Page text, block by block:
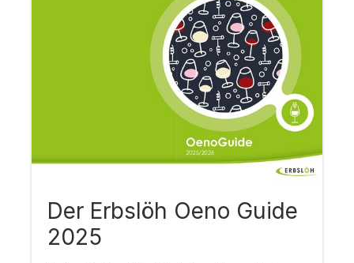
Der Erbslöh Oeno Guide
2025